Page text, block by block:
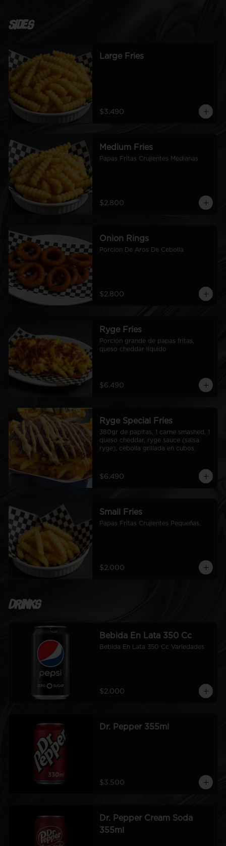
Sides
Large Fries
$3.490
Medium Fries
Papas Fritas Crujientes Medianas
$2.800
Onion Rings
Porcion De Aros De Cebolla
$2.800
Ryge Fries
Porción grande de papas fritas,
queso cheddar líquido
$6.490
Ryge Special Fries
380gr de papitas, 1 carne smashed, 1
queso cheddar, ryge sauce (salsa
ryge), cebolla grillada en cubos.
$6.490
Small Fries
Papas Fritas Crujientes Pequeñas.
$2.000
Drinks
Bebida En Lata 350 Cc
Bebida En Lata 350 Cc Variedades
$2.000
Dr. Pepper 355ml
$3.500
Dr. Pepper Cream Soda
355ml